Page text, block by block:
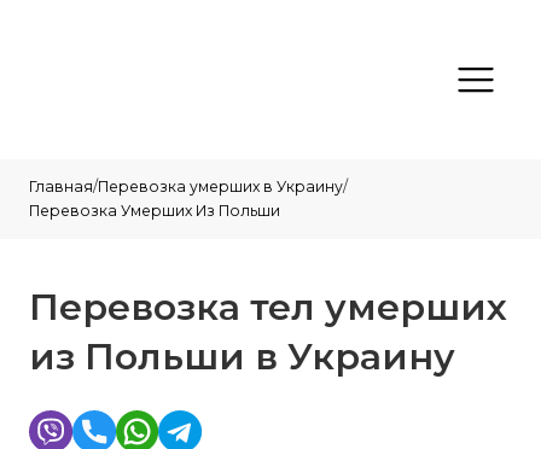
Главная/Перевозка умерших в Украину/
Перевозка Умерших Из Польши
Перевозка тел умерших
из Польши в Украину